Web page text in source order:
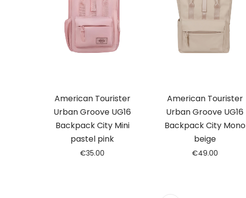
American Tourister
Urban Groove UG16
Backpack City Mini
pastel pink
€35.00
American Tourister
Urban Groove UG16
Backpack City Mono
beige
€49.00